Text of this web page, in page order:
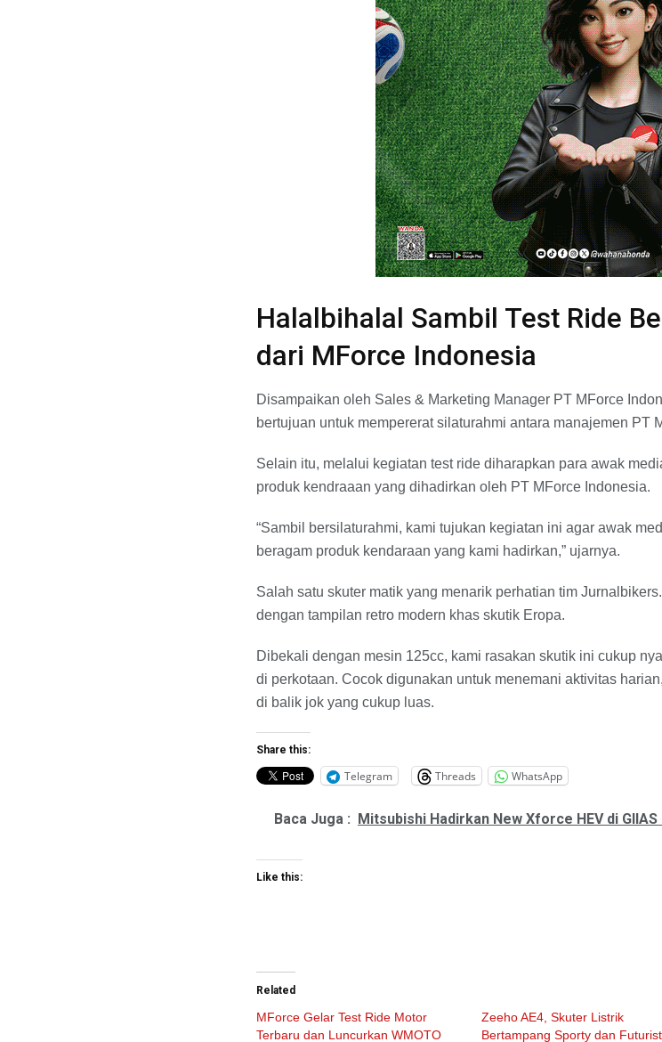
Halalbihalal Sambil Test Ride
dari MForce Indonesia
Disampaikan oleh Sales & Marketing Manager PT MForce
bertujuan untuk mempererat silaturahmi antara manajemen PT
Selain itu, melalui kegiatan test ride diharapkan para awak
produk kendraaan yang dihadirkan oleh PT MForce Indonesia.
“Sambil bersilaturahmi, kami tujukan kegiatan ini agar awak
beragam produk kendaraan yang kami hadirkan,” ujarnya.
Salah satu skuter matik yang menarik perhatian tim
dengan tampilan retro modern khas skutik Eropa.
Dibekali dengan mesin 125cc, kami rasakan skutik ini cukup
di perkotaan. Cocok digunakan untuk menemani aktivitas
di balik jok yang cukup luas.
Share this:
Telegram Threads WhatsApp
Baca Juga : Mitsubishi Hadirkan New Xforce HEV di GIIAS
Like this:
Related
MForce Gelar Test Ride Motor
Terbaru dan Luncurkan WMOTO
Zeeho AE4, Skuter Listrik
Bertampang Sporty dan